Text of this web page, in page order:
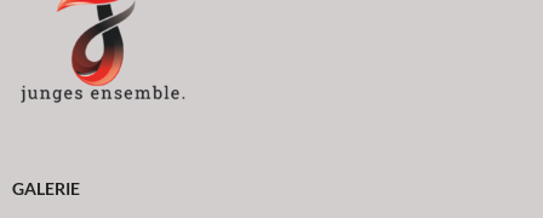
GALERIE